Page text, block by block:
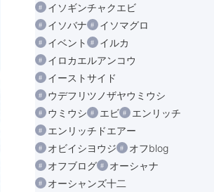
イソギンチャクエビ
イソバナ
イソマグロ
イベント
イルカ
イロカエルアンコウ
イーストサイド
ウデフリツノザヤウミウシ
ウミウシ
エビ
エンリッチ
エンリッチドエアー
オビイシヨウジ
オフblog
オフブログ
オーシャナ
オーシャンズ十二